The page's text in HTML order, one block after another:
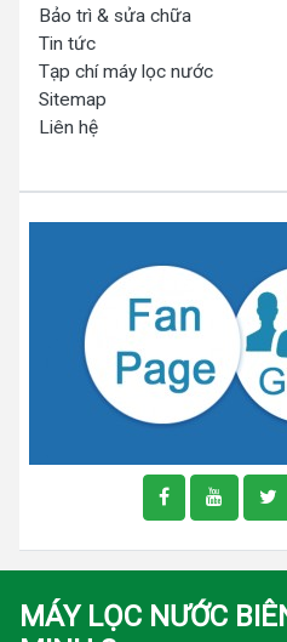
Bảo trì & sửa chữa
Tin tức
Tạp chí máy lọc nước
Sitemap
Liên hệ
MÁY LỌC NƯỚC